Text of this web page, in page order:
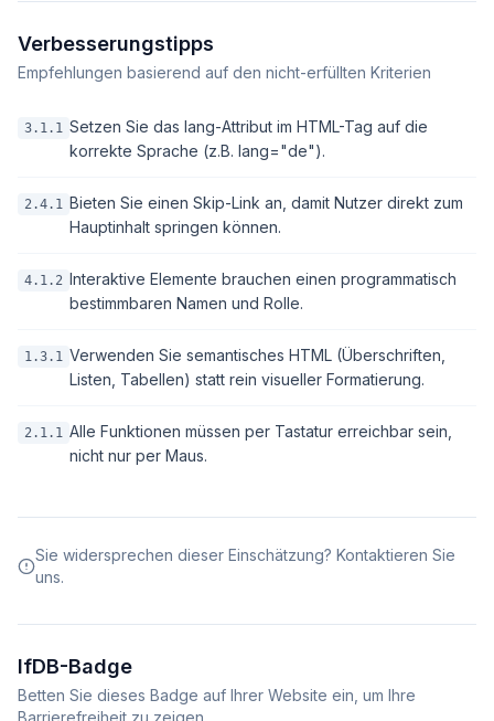
Verbesserungstipps
Empfehlungen basierend auf den nicht-erfüllten Kriterien
3.1.1 Setzen Sie das lang-Attribut im HTML-Tag auf die
korrekte Sprache (z.B. lang="de").
2.4.1 Bieten Sie einen Skip-Link an, damit Nutzer direkt zum
Hauptinhalt springen können.
4.1.2 Interaktive Elemente brauchen einen programmatisch
bestimmbaren Namen und Rolle.
1.3.1 Verwenden Sie semantisches HTML (Überschriften,
Listen, Tabellen) statt rein visueller Formatierung.
2.1.1 Alle Funktionen müssen per Tastatur erreichbar sein,
nicht nur per Maus.
Sie widersprechen dieser Einschätzung? Kontaktieren Sie
uns.
IfDB-Badge
Betten Sie dieses Badge auf Ihrer Website ein, um Ihre
Barrierefreiheit zu zeigen.